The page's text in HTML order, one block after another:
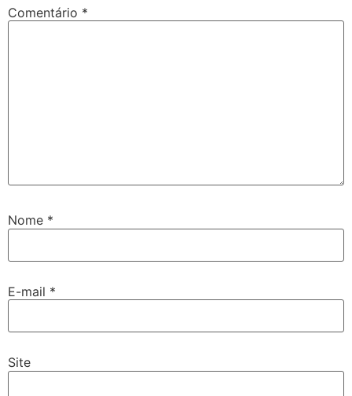
Comentário *
Nome *
E-mail *
Site